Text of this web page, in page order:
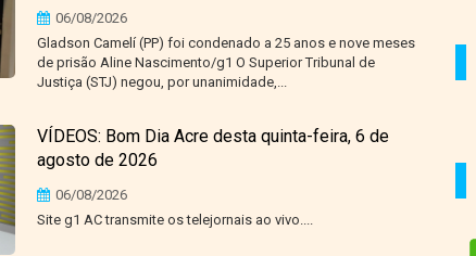
06/08/2026
Gladson Camelí (PP) foi condenado a 25 anos e nove meses
de prisão Aline Nascimento/g1 O Superior Tribunal de
Justiça (STJ) negou, por unanimidade,...
VÍDEOS: Bom Dia Acre desta quinta-feira, 6 de
agosto de 2026
06/08/2026
Site g1 AC transmite os telejornais ao vivo....